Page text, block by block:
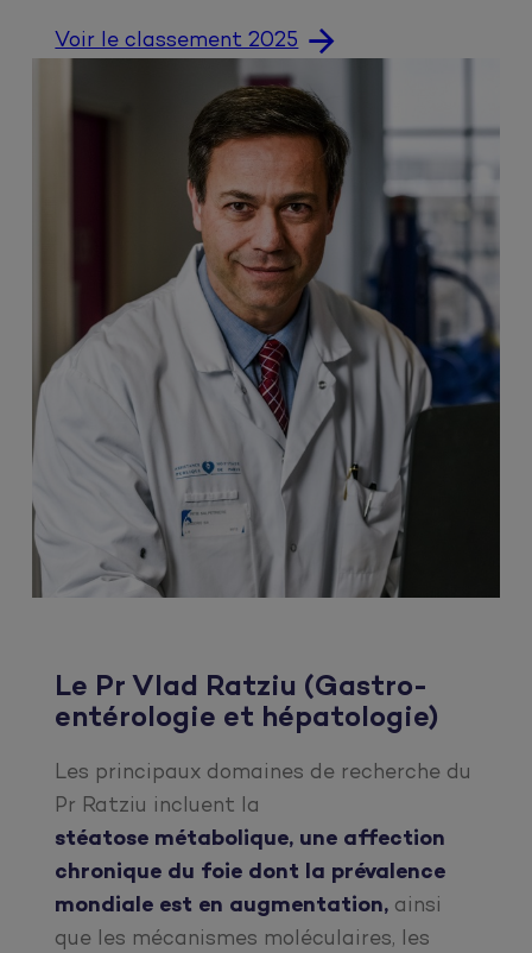
Voir le classement 2025
Le Pr Vlad Ratziu (Gastro-
entérologie et hépatologie)
Les principaux domaines de recherche du
Pr Ratziu incluent la
stéatose métabolique, une affection
chronique du foie dont la prévalence
mondiale est en augmentation, ainsi
que les mécanismes moléculaires, les